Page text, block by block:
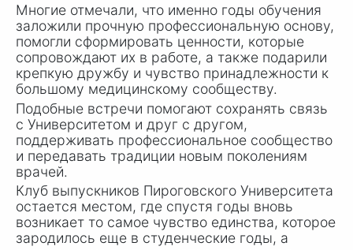
Многие отмечали, что именно годы обучения
заложили прочную профессиональную основу,
помогли сформировать ценности, которые
сопровождают их в работе, а также подарили
крепкую дружбу и чувство принадлежности к
большому медицинскому сообществу.
Подобные встречи помогают сохранять связь
с Университетом и друг с другом,
поддерживать профессиональное сообщество
и передавать традиции новым поколениям
врачей.
Клуб выпускников Пироговского Университета
остается местом, где спустя годы вновь
возникает то самое чувство единства, которое
зародилось еще в студенческие годы, а